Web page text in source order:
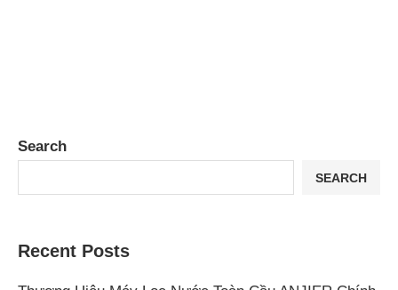
Search
SEARCH
Recent Posts